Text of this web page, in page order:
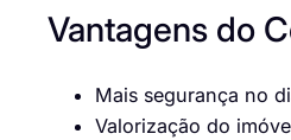
Vantagens do
Mais segurança no
Valorização do